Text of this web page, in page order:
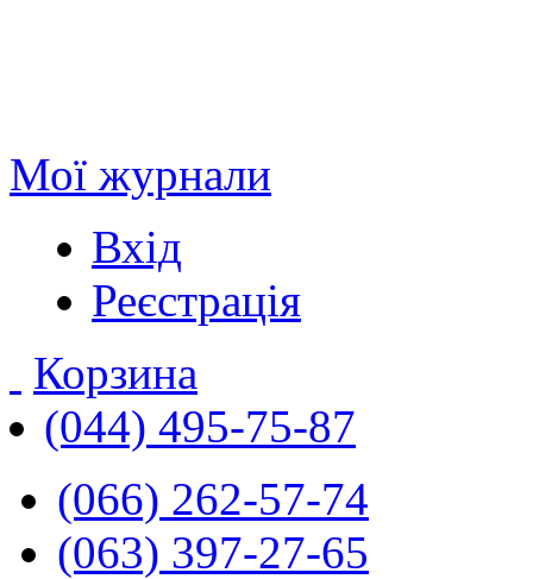
Мої журнали
Вхід
Реєстрація
Корзина
(044) 495-75-87
(066) 262-57-74
(063) 397-27-65